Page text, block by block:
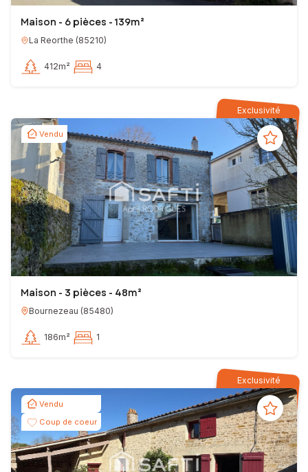
Maison - 6 pièces - 139m²
La Reorthe (85210)
412m² 4
Exclusivité
Vendu
Maison - 3 pièces - 48m²
Bournezeau (85480)
186m² 1
Exclusivité
Vendu
Coup de coeur